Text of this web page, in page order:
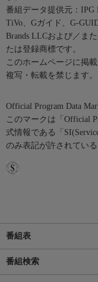
番組データ提供元：IPG
TiVo、Gガイド、G-
Brands LLCおよび／ま
たは登録商標です。
このホームページに掲
複写・転載を禁じます。
Official Program Data
このマークは「Official
式情報である「
のみ表記が許されている
番組表
番組検索